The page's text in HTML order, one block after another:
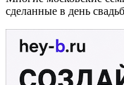
сделанные в день